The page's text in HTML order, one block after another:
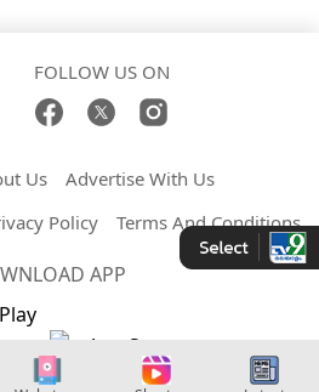
FOLLOW US ON
Us
Advertise With Us
Policy Terms And Conditions
APP
TV9. All Rights Reserved.